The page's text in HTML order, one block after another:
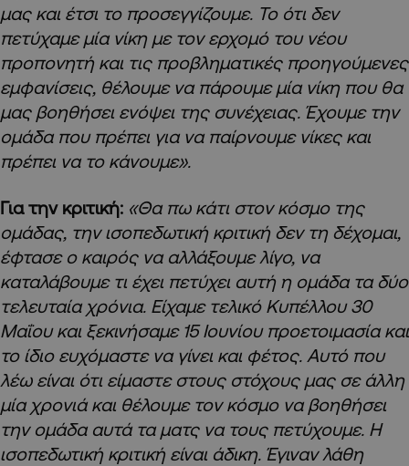
μας και έτσι το προσεγγίζουμε. Το ότι δεν
πετύχαμε μία νίκη με τον ερχομό του νέου
προπονητή και τις προβληματικές προηγούμενες
εμφανίσεις, θέλουμε να πάρουμε μία νίκη που θα
μας βοηθήσει ενόψει της συνέχειας. Έχουμε την
ομάδα που πρέπει για να παίρνουμε νίκες και
πρέπει να το κάνουμε».
Για την κριτική: «Θα πω κάτι στον κόσμο της
ομάδας, την ισοπεδωτική κριτική δεν τη δέχομαι,
έφτασε ο καιρός να αλλάξουμε λίγο, να
καταλάβουμε τι έχει πετύχει αυτή η ομάδα τα δύο
τελευταία χρόνια. Είχαμε τελικό Κυπέλλου 30
Μαΐου και ξεκινήσαμε 15 Ιουνίου προετοιμασία και
το ίδιο ευχόμαστε να γίνει και φέτος. Αυτό που
λέω είναι ότι είμαστε στους στόχους μας σε άλλη
μία χρονιά και θέλουμε τον κόσμο να βοηθήσει
την ομάδα αυτά τα ματς να τους πετύχουμε. Η
ισοπεδωτική κριτική είναι άδικη. Έγιναν λάθη